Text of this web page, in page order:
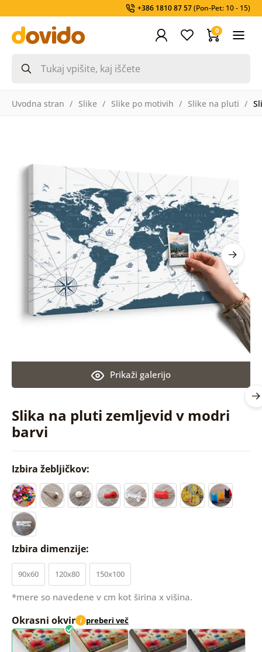
+386 1810 87 57(Pon-Pet: 10 - 15)
0
Uvodna stran Slike Slike po motivih Slike na pluti
Slika na pluti zemljevid v modri
barvi
Prikaži galerijo
Izbira žebljičkov:
Izbira dimenzije:
90x60 120x80 150x100
*mere so navedene v cm kot širina x višina.
Okrasni okvir i preberi več